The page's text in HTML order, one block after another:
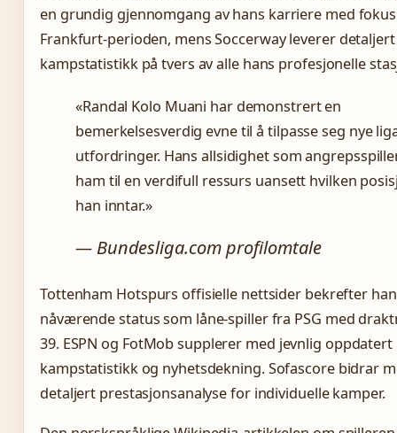
en grundig gjennomgang av hans karriere med
Frankfurt-perioden, mens Soccerway leverer detaljert
kampstatistikk på tvers av alle hans profesjonelle
«Randal Kolo Muani har demonstrert en
bemerkelsesverdig evne til å tilpasse seg nye
utfordringer. Hans allsidighet som
ham til en verdifull ressurs uansett hvilken
han inntar.»
— Bundesliga.com profilomtale
Tottenham Hotspurs offisielle nettsider bekrefter
nåværende status som låne-spiller fra PSG med
39. ESPN og FotMob supplerer med jevnlig oppdatert
kampstatistikk og nyhetsdekning. Sofascore bidrar
detaljert prestasjonsanalyse for individuelle kamper.